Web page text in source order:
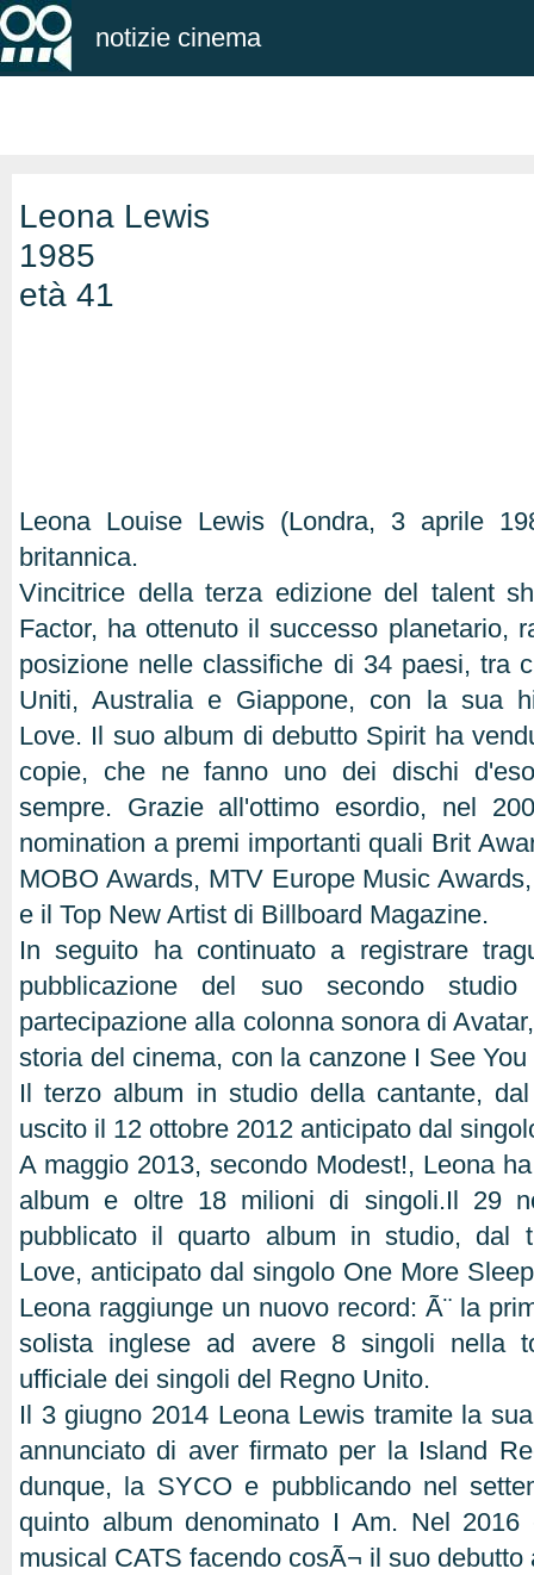
notizie cinema
Leona Lewis
1985
età 41
Leona Louise Lewis (Londra, 3 aprile
britannica.
Vincitrice della terza edizione del talent
Factor, ha ottenuto il successo planetario,
posizione nelle classifiche di 34 paesi, tra
Uniti, Australia e Giappone, con la sua
Love. Il suo album di debutto Spirit ha
copie, che ne fanno uno dei dischi
sempre. Grazie all'ottimo esordio, nel
nomination a premi importanti quali Brit
MOBO Awards, MTV Europe Music
e il Top New Artist di Billboard Magazine.
In seguito ha continuato a registrare
pubblicazione del suo secondo
partecipazione alla colonna sonora di
storia del cinema, con la canzone I See
Il terzo album in studio della cantante,
uscito il 12 ottobre 2012 anticipato dal
A maggio 2013, secondo Modest!, Leona
album e oltre 18 milioni di singoli.Il 29
pubblicato il quarto album in studio, dal
Love, anticipato dal singolo One More
Leona raggiunge un nuovo record: Ã¨ la
solista inglese ad avere 8 singoli nella
ufficiale dei singoli del Regno Unito.
Il 3 giugno 2014 Leona Lewis tramite la
annunciato di aver firmato per la Island
dunque, la SYCO e pubblicando nel
quinto album denominato I Am. Nel
musical CATS facendo cosÃ¬ il suo debutto